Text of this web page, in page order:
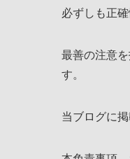
必ずしも正
最善の注意
す。
当ブログに